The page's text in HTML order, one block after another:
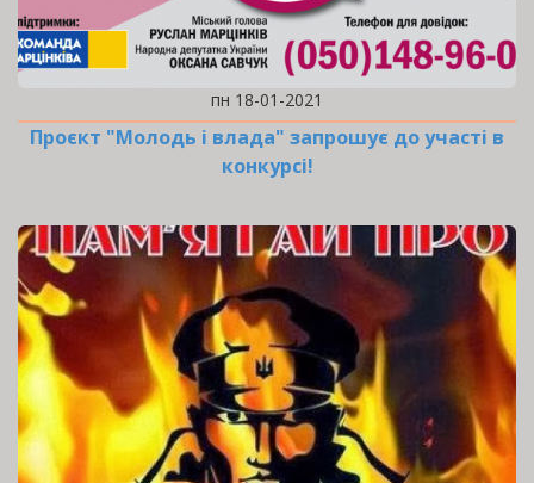
пн 18-01-2021
Проєкт "Молодь і влада" запрошує до участі в
конкурсі!